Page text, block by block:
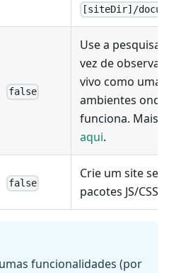
[siteDir]/
false
Use a pesquisa
vez de observar
vivo como uma
ambientes
funciona. Mais
aqui.
false
Crie um site
pacotes JS/CSS.
funcionalidades (por